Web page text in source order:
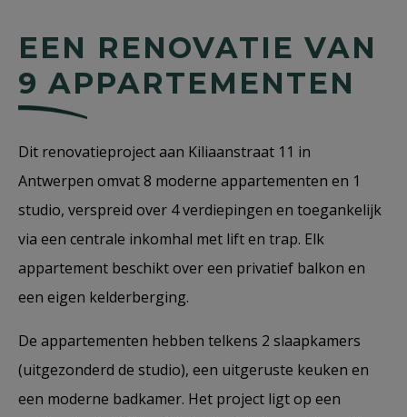
EEN RENOVATIE VAN
9 APPARTEMENTEN
Dit renovatieproject aan Kiliaanstraat 11 in
Antwerpen omvat 8 moderne appartementen en 1
studio, verspreid over 4 verdiepingen en toegankelijk
via een centrale inkomhal met lift en trap. Elk
appartement beschikt over een privatief balkon en
een eigen kelderberging.
De appartementen hebben telkens 2 slaapkamers
(uitgezonderd de studio), een uitgeruste keuken en
een moderne badkamer. Het project ligt op een